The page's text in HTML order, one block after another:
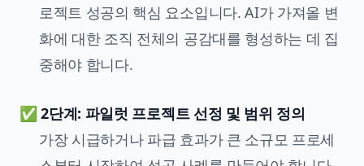
로젝트 성공의 핵심 요소입니다. AI가 가져올 변
화에 대한 조직 전체의 공감대를 형성하는 데 집
중해야 합니다.
✅ 2단계: 파일럿 프로젝트 선정 및 범위 정의
가장 시급하거나 파급 효과가 큰 소규모 프로세